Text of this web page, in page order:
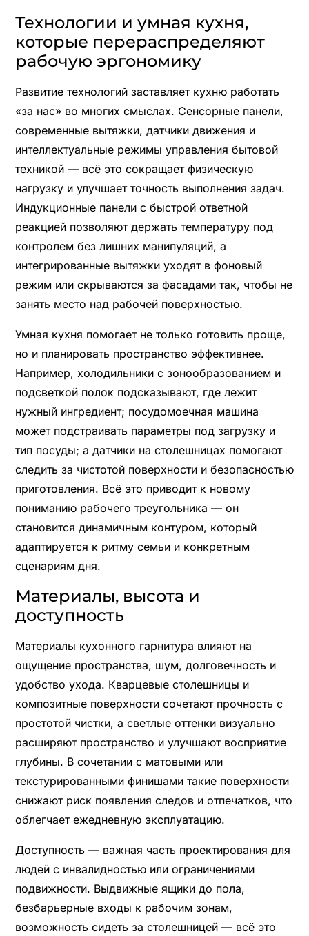
Технологии и умная кухня,
которые перераспределяют
рабочую эргономику
Развитие технологий заставляет кухню работать
«за нас» во многих смыслах. Сенсорные панели,
современные вытяжки, датчики движения и
интеллектуальные режимы управления бытовой
техникой — всё это сокращает физическую
нагрузку и улучшает точность выполнения задач.
Индукционные панели с быстрой ответной
реакцией позволяют держать температуру под
контролем без лишних манипуляций, а
интегрированные вытяжки уходят в фоновый
режим или скрываются за фасадами так, чтобы не
занять место над рабочей поверхностью.
Умная кухня помогает не только готовить проще,
но и планировать пространство эффективнее.
Например, холодильники с зонообразованием и
подсветкой полок подсказывают, где лежит
нужный ингредиент; посудомоечная машина
может подстраивать параметры под загрузку и
тип посуды; а датчики на столешницах помогают
следить за чистотой поверхности и безопасностью
приготовления. Всё это приводит к новому
пониманию рабочего треугольника — он
становится динамичным контуром, который
адаптируется к ритму семьи и конкретным
сценариям дня.
Материалы, высота и
доступность
Материалы кухонного гарнитура влияют на
ощущение пространства, шум, долговечность и
удобство ухода. Кварцевые столешницы и
композитные поверхности сочетают прочность с
простотой чистки, а светлые оттенки визуально
расширяют пространство и улучшают восприятие
глубины. В сочетании с матовыми или
текстурированными финишами такие поверхности
снижают риск появления следов и отпечатков, что
облегчает ежедневную эксплуатацию.
Доступность — важная часть проектирования для
людей с инвалидностью или ограничениями
подвижности. Выдвижные ящики до пола,
безбарьерные входы к рабочим зонам,
возможность сидеть за столешницей — всё это